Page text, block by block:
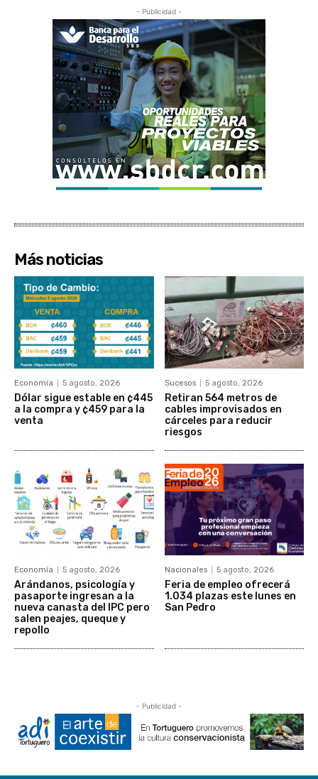
- Publicidad -
Más noticias
Economía 5 agosto, 2026
Dólar sigue estable en ¢445
a la compra y ¢459 para la
venta
Sucesos 5 agosto, 2026
Retiran 564 metros de
cables improvisados en
cárceles para reducir
riesgos
Economía 5 agosto, 2026
Arándanos, psicología y
pasaporte ingresan a la
nueva canasta del IPC pero
salen peajes, queque y
repollo
Nacionales 5 agosto, 2026
Feria de empleo ofrecerá
1.034 plazas este lunes en
San Pedro
- Publicidad -